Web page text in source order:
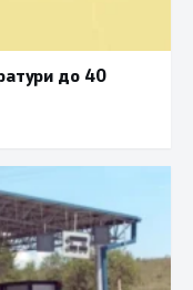
до 40